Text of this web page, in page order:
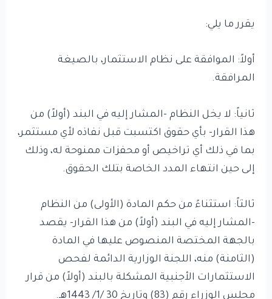
يقرر ما يلي:
أولاً: الموافقة على نظام الاستثمار، بالصيغة
المرافقة.
ثانياً: لا يخل النظام -المشار إليه في البند (أولاً) من
هذا القرار- بأي حقوق اكتسبت قبل نفاذه لأي مستثمر،
بما في ذلك أي تراخيص أو محفزات ممنوحة له، وذلك
إلى حين انتهاء المدد الخاصة بتلك الحقوق.
ثالثاً: استثناءً من حكم المادة (الأولى) من النظام
-المشار إليه في البند (أولاً) من هذا القرار- يقصد
بالجهة المختصة المنصوص عليها في المادة
(الثامنة) منه، اللجنة الوزارية الدائمة لفحص
الاستثمارات الأجنبية المشكلة بالبند (أولاً) من قرار
مجلس الوزراء رقم (83) وتاريخ 30 /1/ 1443هـ.